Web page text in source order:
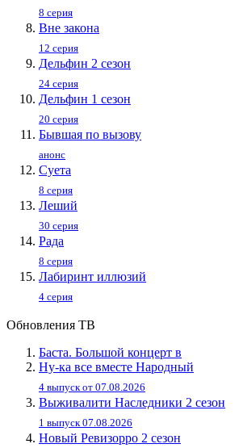
8 серия
Вне закона
12 серия
Дельфин 2 сезон
24 серия
Дельфин 1 сезон
20 серия
Бывшая по вызову
анонс
Суета
8 серия
Леший
30 серия
Рада
8 серия
Лабиринт иллюзий
4 серия
Обновления ТВ
Баста. Большой концерт в
Ну-ка все вместе Народный
4 выпуск от 07.08.2026
Выживалити Наследники 2 сезон
1 выпуск 07.08.2026
Новый Ревизорро 2 сезон